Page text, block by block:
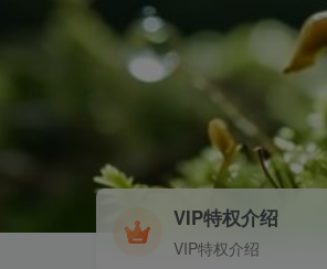
VIP特权介绍
VIP特权介绍